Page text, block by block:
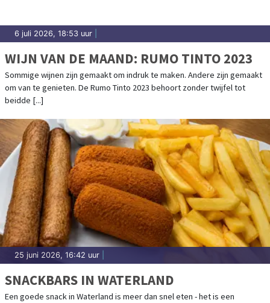
6 juli 2026, 18:53 uur
WIJN VAN DE MAAND: RUMO TINTO 2023
Sommige wijnen zijn gemaakt om indruk te maken. Andere zijn gemaakt
om van te genieten. De Rumo Tinto 2023 behoort zonder twijfel tot
beidde [...]
25 juni 2026, 16:42 uur
SNACKBARS IN WATERLAND
Een goede snack in Waterland is meer dan snel eten - het is een